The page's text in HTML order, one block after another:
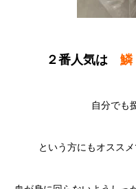
２番人気は 鱗
自分でも
という方にもオスス